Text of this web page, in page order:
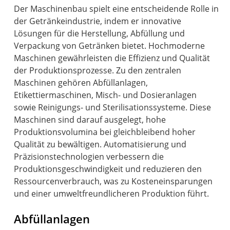
Der Maschinenbau spielt eine entscheidende Rolle in
der Getränkeindustrie, indem er innovative
Lösungen für die Herstellung, Abfüllung und
Verpackung von Getränken bietet. Hochmoderne
Maschinen gewährleisten die Effizienz und Qualität
der Produktionsprozesse. Zu den zentralen
Maschinen gehören Abfüllanlagen,
Etikettiermaschinen, Misch- und Dosieranlagen
sowie Reinigungs- und Sterilisationssysteme. Diese
Maschinen sind darauf ausgelegt, hohe
Produktionsvolumina bei gleichbleibend hoher
Qualität zu bewältigen. Automatisierung und
Präzisionstechnologien verbessern die
Produktionsgeschwindigkeit und reduzieren den
Ressourcenverbrauch, was zu Kosteneinsparungen
und einer umweltfreundlicheren Produktion führt.
Abfüllanlagen